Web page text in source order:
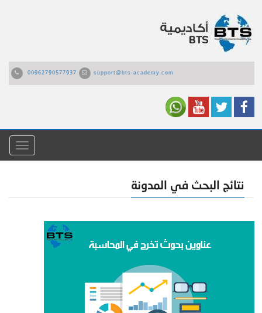
00962790577937 support@bts-academy.com
القائمة
نتائج البحث في المدونة